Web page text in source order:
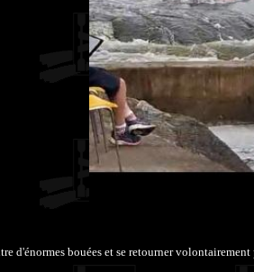
d'énormes bouées et se retourner